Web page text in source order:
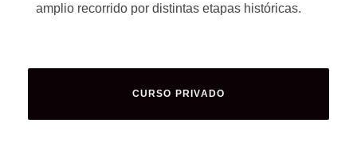
amplio recorrido por distintas etapas históricas.
CURSO PRIVADO